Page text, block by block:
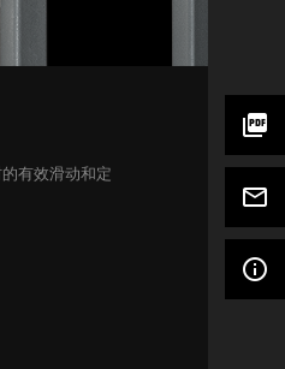
picture_as_pdf
mail_outline
info_outline
有效滑动和定